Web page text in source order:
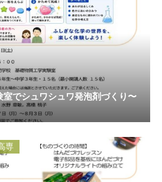
でシュワシュワ発泡剤づくり〜
専